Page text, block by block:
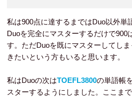
私は900点に達するまではDuo以外単
Duoを完全にマスターするだけで900
す。ただDuoを既にマスターしてし
きたいという方もいると思います。
私はDuoの次はTOEFL3800の単語帳
スターするようにしました。ここま